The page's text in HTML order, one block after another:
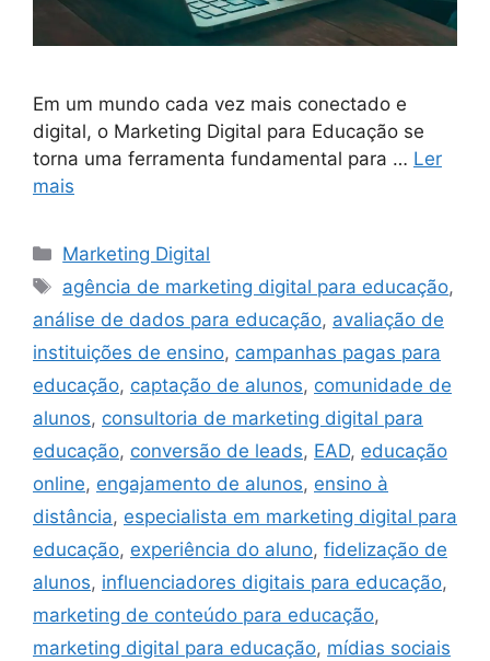
Em um mundo cada vez mais conectado e
digital, o Marketing Digital para Educação se
torna uma ferramenta fundamental para … Ler
mais
Categorias
Marketing Digital
Tags
agência de marketing digital para educação,
análise de dados para educação, avaliação de
instituições de ensino, campanhas pagas para
educação, captação de alunos, comunidade de
alunos, consultoria de marketing digital para
educação, conversão de leads, EAD, educação
online, engajamento de alunos, ensino à
distância, especialista em marketing digital para
educação, experiência do aluno, fidelização de
alunos, influenciadores digitais para educação,
marketing de conteúdo para educação,
marketing digital para educação, mídias sociais